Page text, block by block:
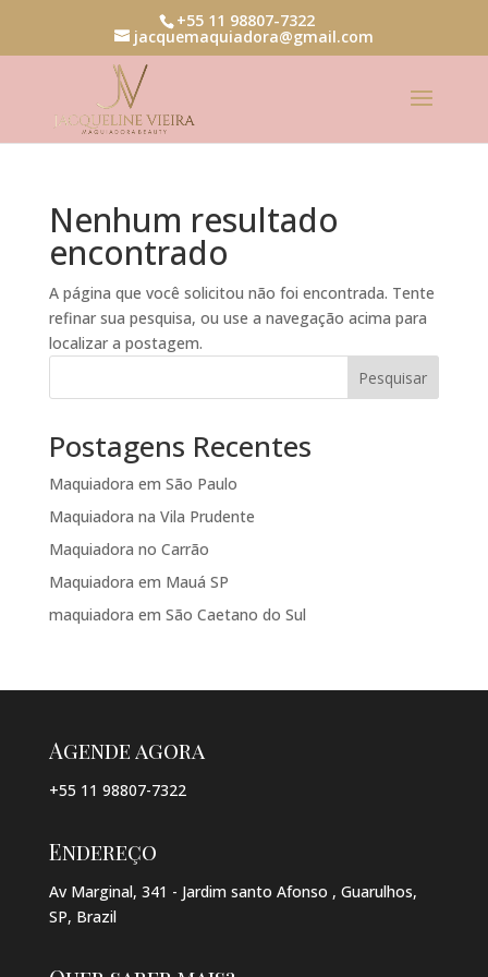
+55 11 98807-7322
jacquemaquiadora@gmail.com
Nenhum resultado
encontrado
A página que você solicitou não foi encontrada. Tente
refinar sua pesquisa, ou use a navegação acima para
localizar a postagem.
Pesquisar
Postagens Recentes
Maquiadora em São Paulo
Maquiadora na Vila Prudente
Maquiadora no Carrão
Maquiadora em Mauá SP
maquiadora em São Caetano do Sul
Agende agora
+55 11 98807-7322
Endereço
Av Marginal, 341 - Jardim santo Afonso , Guarulhos,
SP, Brazil